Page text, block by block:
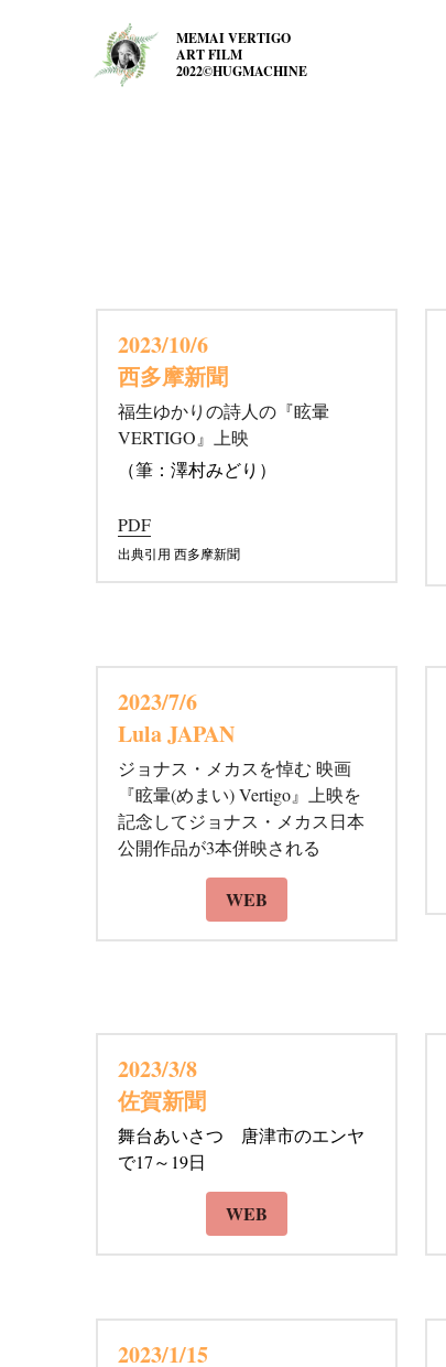
MEMAI VERTIGO
ART FILM
2022©HUGMACHINE
2023/10/6
西多摩新聞
福生ゆかりの詩人の『眩暈
VERTIGO』上映
（筆：澤村みどり）
PDF
出典引用 西多摩新聞
2023/7/6
Lula JAPAN
ジョナス・メカスを悼む 映画
『眩暈(めまい) Vertigo』上映を
記念してジョナス・メカス日本
公開作品が3本併映される
WEB
2023/3/8
佐賀新聞
舞台あいさつ　唐津市のエンヤ
WEB